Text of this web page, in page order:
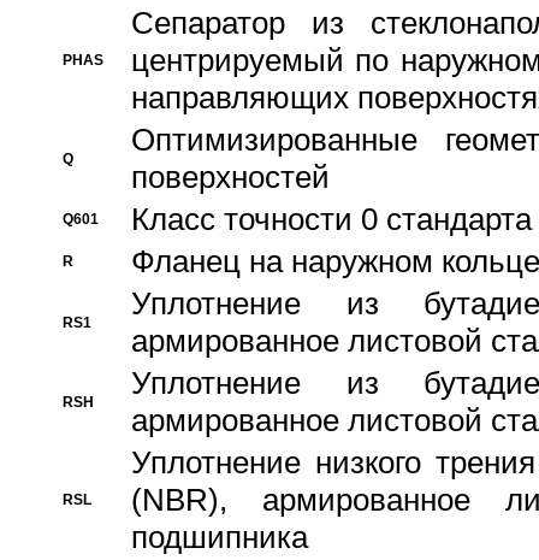
PHAS
Сепаратор из
центрируемый по
направляющих
Q
Оптимизированные
поверхностей
Q601 Класс точности 0
R Фланец на наружном кольце
RS1
Уплотнение из
армированное листовой
RSH
Уплотнение из
армированное листовой
RSL
Уплотнение низкого
(NBR), армированное
подшипника